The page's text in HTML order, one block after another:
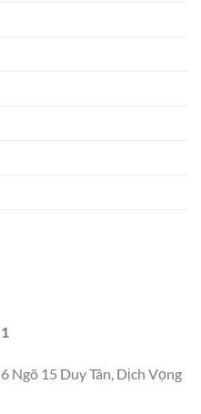
Ngõ 15 Duy Tân, Dịch Vọng